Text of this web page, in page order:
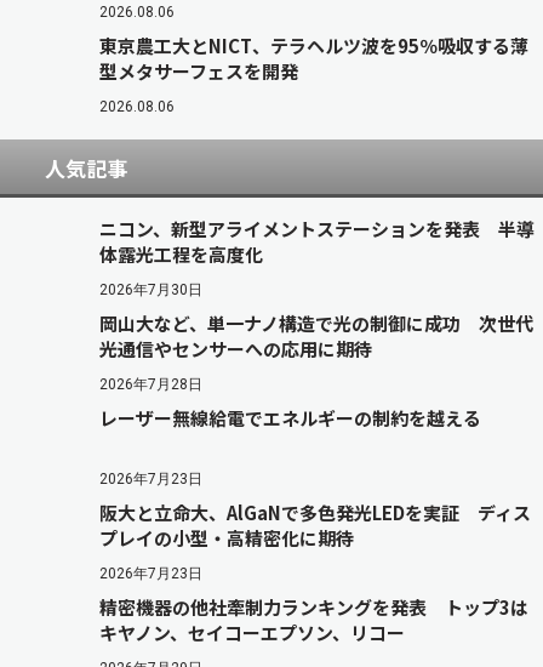
2026.08.06
東京農工大とNICT、テラヘルツ波を95％吸収する薄
型メタサーフェスを開発
2026.08.06
人気記事
ニコン、新型アライメントステーションを発表 半導
体露光工程を高度化
2026年7月30日
岡山大など、単一ナノ構造で光の制御に成功 次世代
光通信やセンサーへの応用に期待
2026年7月28日
レーザー無線給電でエネルギーの制約を越える
2026年7月23日
阪大と立命大、AlGaNで多色発光LEDを実証 ディス
プレイの小型・高精密化に期待
2026年7月23日
精密機器の他社牽制力ランキングを発表 トップ3は
キヤノン、セイコーエプソン、リコー